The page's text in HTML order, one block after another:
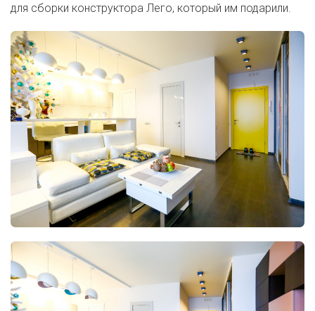
для сборки конструктора Лего, который им подарили.